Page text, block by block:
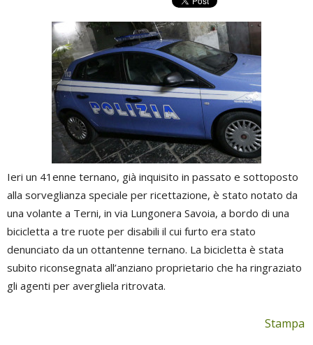
Ieri un 41enne ternano, già inquisito in passato e sottoposto
alla sorveglianza speciale per ricettazione, è stato notato da
una volante a Terni, in via Lungonera Savoia, a bordo di una
bicicletta a tre ruote per disabili il cui furto era stato
denunciato da un ottantenne ternano. La bicicletta è stata
subito riconsegnata all’anziano proprietario che ha ringraziato
gli agenti per avergliela ritrovata.
Stampa